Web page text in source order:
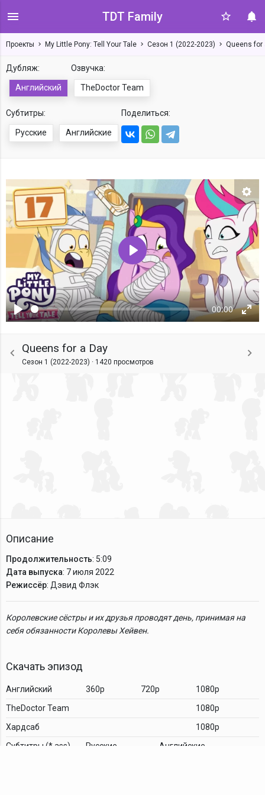
TDT Family
Проекты My Little Pony: Tell Your Tale Сезон 1 (2022-2023) Queens for
Дубляж:
Английский
Озвучка:
TheDoctor Team
Субтитры:
Русские Английские
Поделиться:
Воспроизвести
00:00
Воспроизвести
Queens for a Day
Сезон 1 (2022-2023) · 1420 просмотров
Описание
Продолжительность: 5:09
Дата выпуска: 7 июля 2022
Режиссёр: Дэвид Флэк
Королевские сёстры и их друзья проводят день, принимая на
себя обязанности Королевы Хейвен.
Скачать эпизод
Английский 360p 720p
1080p
TheDoctor Team
1080p
Хардсаб
1080p
Cубтитры (*.ass)
Русские Английские